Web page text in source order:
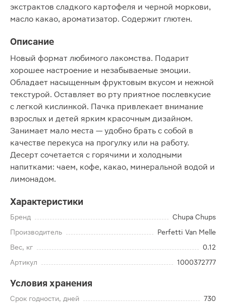
экстрактов сладкого картофеля и черной моркови,
масло какао, ароматизатор. Содержит глютен.
Описание
Новый формат любимого лакомства. Подарит
хорошее настроение и незабываемые эмоции.
Обладает насыщенным фруктовым вкусом и нежной
текстурой. Оставляет во рту приятное послевкусие
с легкой кислинкой. Пачка привлекает внимание
взрослых и детей ярким красочным дизайном.
Занимает мало места — удобно брать с собой в
качестве перекуса на прогулку или на работу.
Десерт сочетается с горячими и холодными
напитками: чаем, кофе, какао, минеральной водой и
лимонадом.
Характеристики
Бренд
Chupa Chups
Производитель
Perfetti Van Melle
Вес, кг
0.12
Артикул
1000372777
Условия хранения
Срок годности, дней 730